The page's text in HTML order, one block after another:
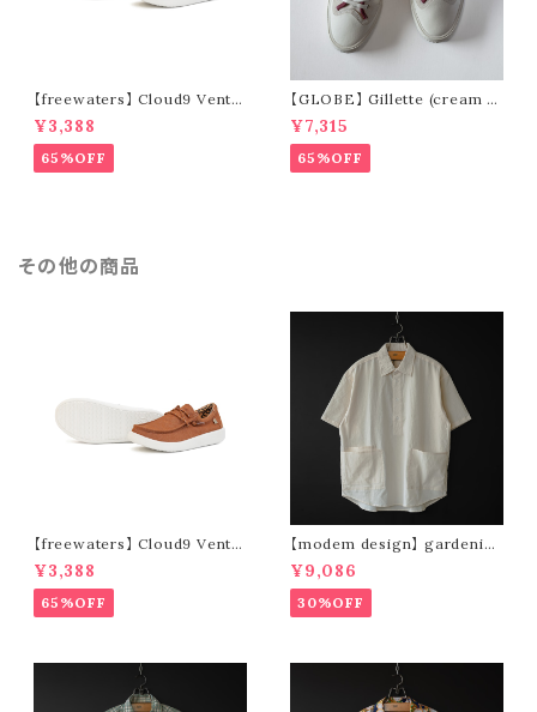
【freewaters】 Cloud9 Ventu
re - Lace Up (brown)
¥3,388
65%OFF
【GLOBE】 Gillette (cream /
pomegranate)
¥7,315
65%OFF
その他の商品
【freewaters】 Cloud9 Ventu
re - Lace Up (brown)
¥3,388
65%OFF
【modem design】 gardenin
g s/s shirt (sand)
¥9,086
30%OFF